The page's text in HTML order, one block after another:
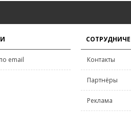
email Контакты
Партнёры
Реклама